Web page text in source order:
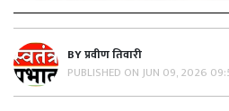
BYप्रवीण तिवारी
PUBLISHED ONJUN 09, 2026